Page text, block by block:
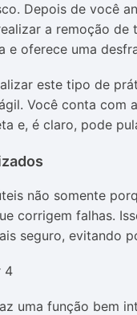
Depois de você
a remoção
e oferece uma
este tipo de
Você conta com
e, é claro, pode
não somente
corrigem falhas.
seguro, evitando
uma função bem